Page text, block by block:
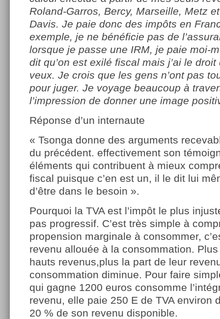
Roland-Garros, Bercy, Marseille, Metz
Davis. Je paie donc des impôts en
exemple, je ne bénéficie pas de
lorsque je passe une IRM, je paie moi-
dit qu’on est exilé fiscal mais j’ai le droit
veux. Je crois que les gens n’ont pas
pour juger. Je voyage beaucoup à
l’impression de donner une image
Réponse d’un internaute
« Tsonga donne des arguments
du précédent. effectivement son
éléments qui contribuent à mieux
fiscal puisque c’en est un, il le dit lui
d’être dans le besoin ».
Pourquoi la TVA est l’impôt le plus
pas progressif. C’est très simple à
propension marginale à consommer,
revenu allouée à la consommation.
hauts revenus,plus la part de leur
consommation diminue. Pour faire
qui gagne 1200 euros consomme
revenu, elle paie 250 E de TVA environ
20 % de son revenu disponible.